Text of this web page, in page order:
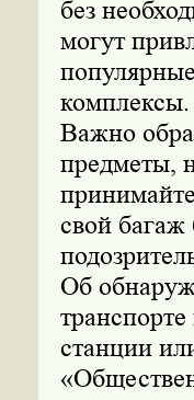
без
могут
комплексы.
Важно
предметы,
свой
Об
станции